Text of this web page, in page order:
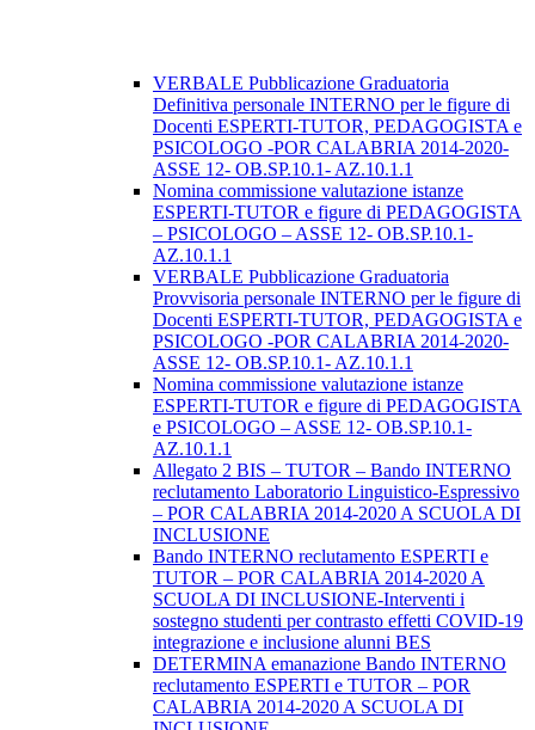
VERBALE Pubblicazione Graduatoria
Definitiva personale INTERNO per le figure di
Docenti ESPERTI-TUTOR, PEDAGOGISTA e
PSICOLOGO -POR CALABRIA 2014-2020-
ASSE 12- OB.SP.10.1- AZ.10.1.1
Nomina commissione valutazione istanze
ESPERTI-TUTOR e figure di PEDAGOGISTA
– PSICOLOGO – ASSE 12- OB.SP.10.1-
AZ.10.1.1
VERBALE Pubblicazione Graduatoria
Provvisoria personale INTERNO per le figure di
Docenti ESPERTI-TUTOR, PEDAGOGISTA e
PSICOLOGO -POR CALABRIA 2014-2020-
ASSE 12- OB.SP.10.1- AZ.10.1.1
Nomina commissione valutazione istanze
ESPERTI-TUTOR e figure di PEDAGOGISTA
e PSICOLOGO – ASSE 12- OB.SP.10.1-
AZ.10.1.1
Allegato 2 BIS – TUTOR – Bando INTERNO
reclutamento Laboratorio Linguistico-Espressivo
– POR CALABRIA 2014-2020 A SCUOLA DI
INCLUSIONE
Bando INTERNO reclutamento ESPERTI e
TUTOR – POR CALABRIA 2014-2020 A
SCUOLA DI INCLUSIONE-Interventi i
sostegno studenti per contrasto effetti COVID-19
integrazione e inclusione alunni BES
DETERMINA emanazione Bando INTERNO
reclutamento ESPERTI e TUTOR – POR
CALABRIA 2014-2020 A SCUOLA DI